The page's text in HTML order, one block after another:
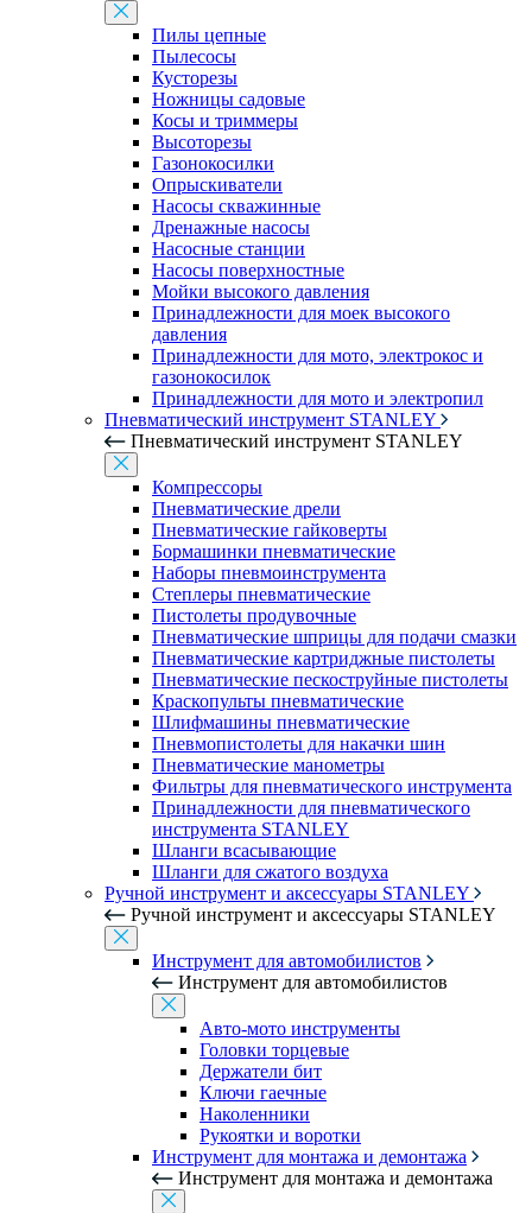
Пилы цепные
Пылесосы
Кусторезы
Ножницы садовые
Косы и триммеры
Высоторезы
Газонокосилки
Опрыскиватели
Насосы скважинные
Дренажные насосы
Насосные станции
Насосы поверхностные
Мойки высокого давления
Принадлежности для моек высокого
давления
Принадлежности для мото, электрокос и
газонокосилок
Принадлежности для мото и электропил
Пневматический инструмент STANLEY
Пневматический инструмент STANLEY
Компрессоры
Пневматические дрели
Пневматические гайковерты
Бормашинки пневматические
Наборы пневмоинструмента
Степлеры пневматические
Пистолеты продувочные
Пневматические шприцы для подачи смазки
Пневматические картриджные пистолеты
Пневматические пескоструйные пистолеты
Краскопульты пневматические
Шлифмашины пневматические
Пневмопистолеты для накачки шин
Пневматические манометры
Фильтры для пневматического инструмента
Принадлежности для пневматического
инструмента STANLEY
Шланги всасывающие
Шланги для сжатого воздуха
Ручной инструмент и аксессуары STANLEY
Ручной инструмент и аксессуары STANLEY
Инструмент для автомобилистов
Инструмент для автомобилистов
Авто-мото инструменты
Головки торцевые
Держатели бит
Ключи гаечные
Наколенники
Рукоятки и воротки
Инструмент для монтажа и демонтажа
Инструмент для монтажа и демонтажа